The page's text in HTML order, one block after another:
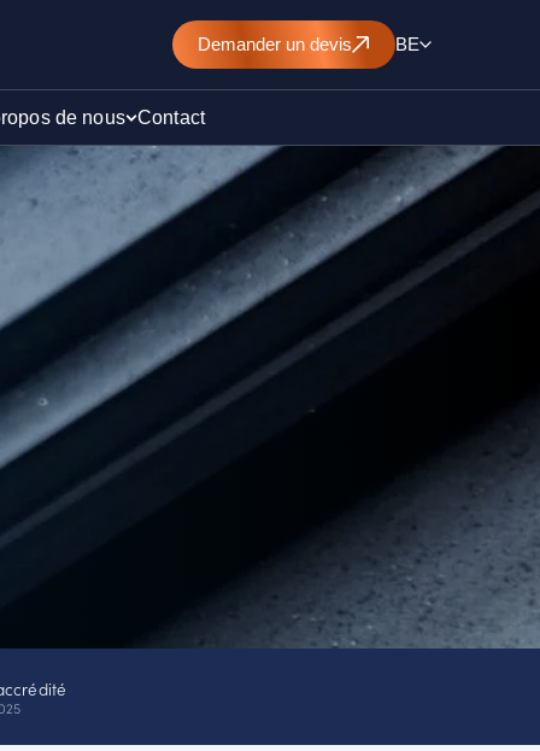
Demander un devis BE
de
de nous Contact